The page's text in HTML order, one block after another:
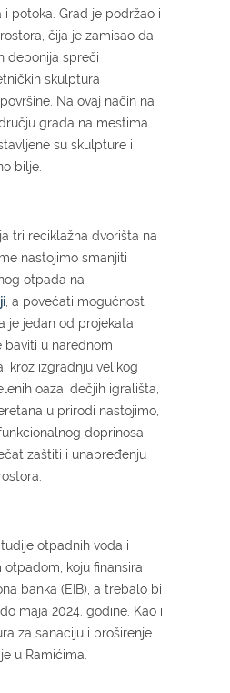
potoka. Grad je podržao i
čija je zamisao da
deponija spreči
skulptura i
Na ovaj način na
grada na mestima
su skulpture i
bilje.
tri reciklažna dvorišta na
nastojimo smanjiti
otpada na
, a povećati mogućnost
je jedan od projekata
baviti u narednom
kroz izgradnju velikog
oaza, dečjih igrališta,
u prirodi nastojimo,
doprinosa
zaštiti i unapređenju
otpadnih voda i
koju finansira
banka (EIB), a trebalo bi
maja 2024. godine. Kao i
za sanaciju i proširenje
u Ramićima.